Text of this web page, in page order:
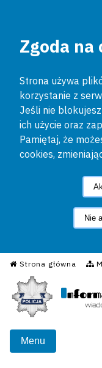
Zgoda na
Strona używa
korzystanie z
Jeśli nie
ich użycie oraz
Pamiętaj, że
cookies,
Nie
Strona główna
Menu